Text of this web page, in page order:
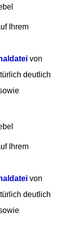
Ihrem
von
deutlich
Ihrem
von
deutlich